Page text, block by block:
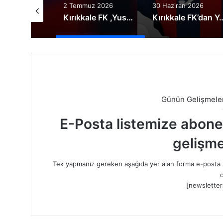
2 Temmuz 2026
Kırıkkale FK ,Yusuf Mert Tunç’u renklerine bağladı
30 Haziran 2026
Kırıkkale FK’dan Yeni
Günün
E-Posta listemize
Tek yapmanız gereken aşağıda yer alan forma e-